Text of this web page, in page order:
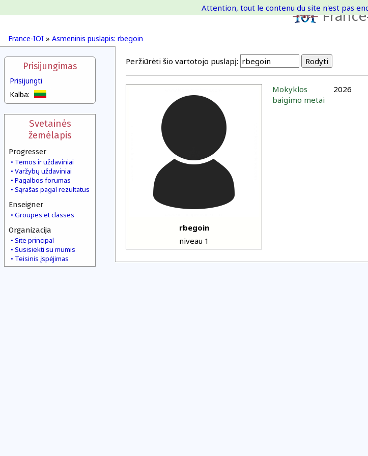
France-IOI » Asmeninis puslapis: rbegoin
Attention, tout le contenu du site n'est pas
Prisijungimas
Prisijungti
Kalba:
Svetainės
žemėlapis
Progresser
Temos ir uždaviniai
Varžybų uždaviniai
Pagalbos forumas
Sąrašas pagal rezultatus
Enseigner
Groupes et classes
Organizacija
Site principal
Susisiekti su mumis
Teisinis įspėjimas
Peržiūrėti šio vartotojo puslapį:
rbegoin
niveau 1
Mokyklos
baigimo metai
2026